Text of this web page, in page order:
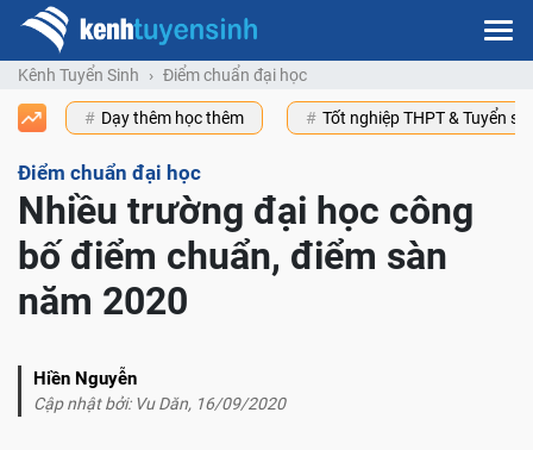
Kênh Tuyển Sinh Điểm chuẩn đại học
Dạy thêm học thêm Tốt nghiệp THPT & Tuyển
Điểm chuẩn đại học
Nhiều trường đại học công
bố điểm chuẩn, điểm sàn
năm 2020
Hiền Nguyễn
Cập nhật bởi: Vu Dăn, 16/09/2020